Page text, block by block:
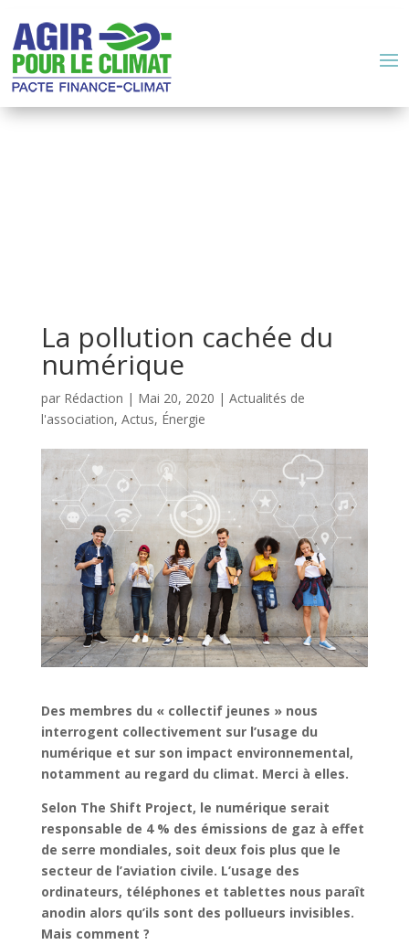
La pollution cachée du
numérique
par Rédaction | Mai 20, 2020 | Actualités de
l'association, Actus, Énergie
Des membres du « collectif jeunes » nous
interrogent collectivement sur l’usage du
numérique et sur son impact environnemental,
notamment au regard du climat. Merci à elles.
Selon The Shift Project, le numérique serait
responsable de 4 % des émissions de gaz à effet
de serre mondiales, soit deux fois plus que le
secteur de l’aviation civile. L’usage des
ordinateurs, téléphones et tablettes nous paraît
anodin alors qu’ils sont des pollueurs invisibles.
Mais comment ?